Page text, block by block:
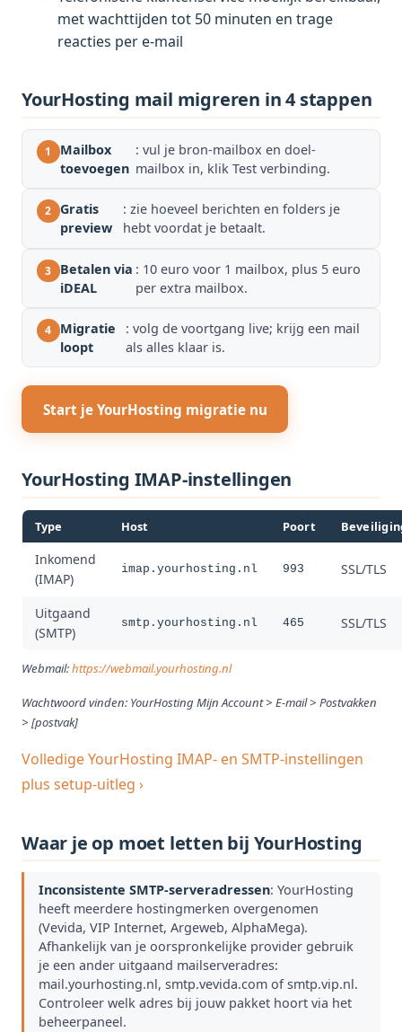
met wachttijden tot 50 minuten en trage
reacties per e-mail
YourHosting mail migreren in 4 stappen
Mailbox
toevoegen
: vul je bron-mailbox en doel-
mailbox in, klik Test verbinding.
Gratis
preview
: zie hoeveel berichten en folders je
hebt voordat je betaalt.
Betalen via
iDEAL
: 10 euro voor 1 mailbox, plus 5 euro
per extra mailbox.
Migratie
loopt
: volg de voortgang live; krijg een mail
als alles klaar is.
Start je YourHosting migratie nu
YourHosting IMAP-instellingen
Type Host Poort
Inkomend
(IMAP)
imap.yourhosting.nl 993 SSL/TLS
Uitgaand
(SMTP)
smtp.yourhosting.nl 465 SSL/TLS
Webmail:https://webmail.yourhosting.nl
Wachtwoord vinden: YourHosting Mijn Account > E-mail > Postvakken
> [postvak]
Volledige YourHosting IMAP- en SMTP-instellingen
plus setup-uitleg ›
Waar je op moet letten bij YourHosting
Inconsistente SMTP-serveradressen: YourHosting
heeft meerdere hostingmerken overgenomen
(Vevida, VIP Internet, Argeweb, AlphaMega).
Afhankelijk van je oorspronkelijke provider gebruik
je een ander uitgaand mailserveradres:
mail.yourhosting.nl, smtp.vevida.com of smtp.vip.nl.
Controleer welk adres bij jouw pakket hoort via het
beheerpaneel.